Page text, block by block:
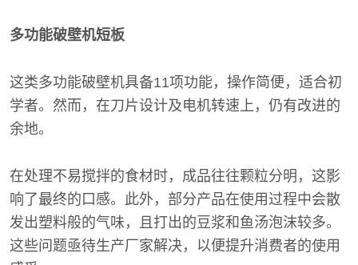
多功能破壁机短板
这类多功能破壁机具备11项功能，操作简便，适合初
学者。然而，在刀片设计及电机转速上，仍有改进的
余地。
在处理不易搅拌的食材时，成品往往颗粒分明，这影
响了最终的口感。此外，部分产品在使用过程中会散
发出塑料般的气味，且打出的豆浆和鱼汤泡沫较多。
这些问题亟待生产厂家解决，以便提升消费者的使用